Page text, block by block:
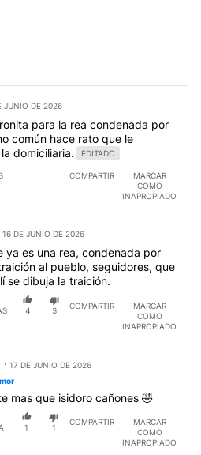
JUNIO DE 2026
para la rea condenada por
común hace rato que le
domiciliaria.
EDITADO
3 COMPARTIR
MARCAR
COMO
INAPROPIADO
mor.
16 DE JUNIO DE 2026
ya es una rea, condenada por
al pueblo, seguidores, que
se dibuja la traición.
4 3
COMPARTIR
MARCAR
COMO
INAPROPIADO
17 DE JUNIO DE 2026
mas que isidoro cañones 🤣
1 1
COMPARTIR
MARCAR
COMO
INAPROPIADO